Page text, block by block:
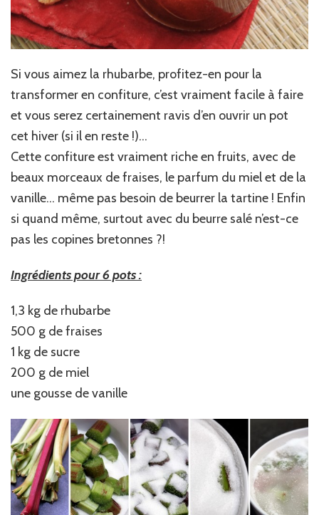
Si vous aimez la rhubarbe, profitez-en pour la
transformer en confiture, c’est vraiment facile à faire
et vous serez certainement ravis d’en ouvrir un pot
cet hiver (si il en reste !)…
Cette confiture est vraiment riche en fruits, avec de
beaux morceaux de fraises, le parfum du miel et de la
vanille… même pas besoin de beurrer la tartine ! Enfin
si quand même, surtout avec du beurre salé n’est-ce
pas les copines bretonnes ?!
Ingrédients pour 6 pots :
1,3 kg de rhubarbe
500 g de fraises
1 kg de sucre
200 g de miel
une gousse de vanille